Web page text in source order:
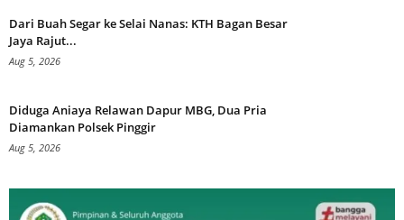
Dari Buah Segar ke Selai Nanas: KTH Bagan Besar
Jaya Rajut...
Aug 5, 2026
Diduga Aniaya Relawan Dapur MBG, Dua Pria
Diamankan Polsek Pinggir
Aug 5, 2026